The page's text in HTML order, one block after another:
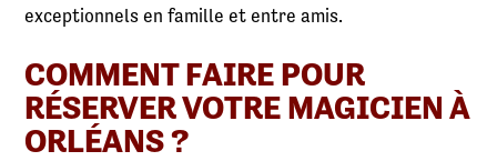
exceptionnels en famille et entre amis.
COMMENT FAIRE POUR
RÉSERVER VOTRE MAGICIEN À
ORLÉANS ?